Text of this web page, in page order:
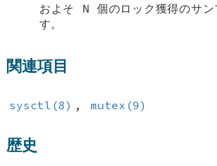
およそ N 個のロック獲得のサン
す。
関連項目
sysctl(8) , mutex(9)
歴史